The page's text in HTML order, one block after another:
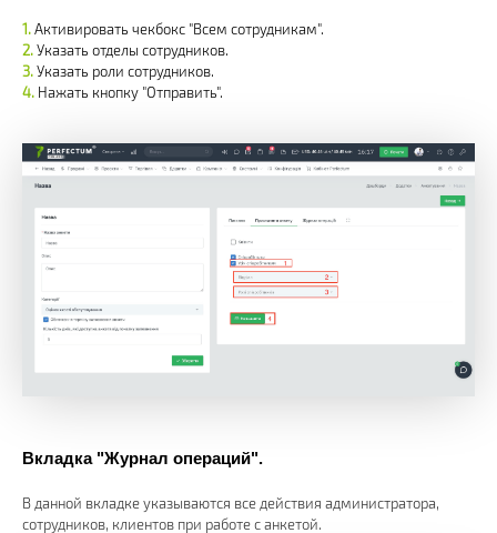
Активировать чекбокс "Всем сотрудникам".
Указать отделы сотрудников.
Указать роли сотрудников.
Нажать кнопку "Отправить".
Вкладка "Журнал операций".
В данной вкладке указываются все действия администратора,
сотрудников, клиентов при работе с анкетой.